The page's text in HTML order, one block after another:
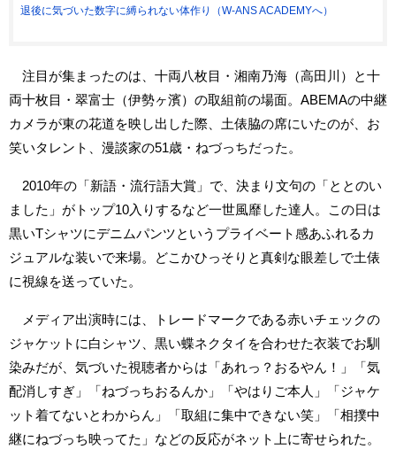
退後に気づいた数字に縛られない体作り（W-ANS ACADEMYへ）
注目が集まったのは、十両八枚目・湘南乃海（高田川）と十
両十枚目・翠富士（伊勢ヶ濱）の取組前の場面。ABEMAの中継
カメラが東の花道を映し出した際、土俵脇の席にいたのが、お
笑いタレント、漫談家の51歳・ねづっちだった。
2010年の「新語・流行語大賞」で、決まり文句の「ととのい
ました」がトップ10入りするなど一世風靡した達人。この日は
黒いTシャツにデニムパンツというプライベート感あふれるカ
ジュアルな装いで来場。どこかひっそりと真剣な眼差しで土俵
に視線を送っていた。
メディア出演時には、トレードマークである赤いチェックの
ジャケットに白シャツ、黒い蝶ネクタイを合わせた衣装でお馴
染みだが、気づいた視聴者からは「あれっ？おるやん！」「気
配消しすぎ」「ねづっちおるんか」「やはりご本人」「ジャケ
ット着てないとわからん」「取組に集中できない笑」「相撲中
継にねづっち映ってた」などの反応がネット上に寄せられた。